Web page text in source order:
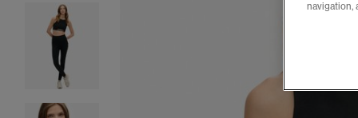
navigation,